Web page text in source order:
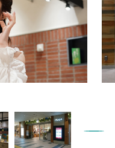
撮影支援・
MICE